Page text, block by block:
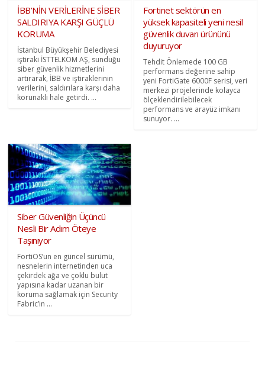
İBB’NİN VERİLERİNE SİBER
SALDIRIYA KARŞI GÜÇLÜ
KORUMA
İstanbul Büyükşehir Belediyesi
iştiraki İSTTELKOM AŞ, sunduğu
siber güvenlik hizmetlerini
artırarak, İBB ve iştiraklerinin
verilerini, saldırılara karşı daha
korunaklı hale getirdi. ...
Fortinet sektörün en
yüksek kapasiteli yeni nesil
güvenlik duvarı ürününü
duyuruyor
Tehdit Önlemede 100 GB
performans değerine sahip
yeni FortiGate 6000F serisi, veri
merkezi projelerinde kolayca
ölçeklendirilebilecek
performans ve arayüz imkanı
sunuyor. ...
Siber Güvenliğin Üçüncü
Nesli Bir Adım Öteye
Taşınıyor
FortiOS’un en güncel sürümü,
nesnelerin internetinden uca
çekirdek ağa ve çoklu bulut
yapısına kadar uzanan bir
koruma sağlamak için Security
Fabric’in ...